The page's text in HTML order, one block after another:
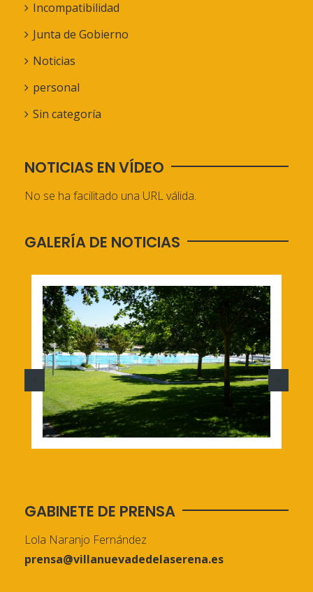
Incompatibilidad
Junta de Gobierno
Noticias
personal
Sin categoría
NOTICIAS EN VÍDEO
No se ha facilitado una URL válida.
GALERÍA DE NOTICIAS
GABINETE DE PRENSA
Lola Naranjo Fernández
prensa@villanuevadedelaserena.es